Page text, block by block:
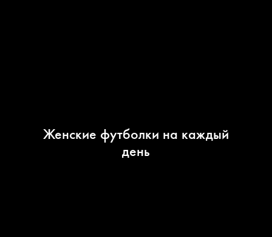
Женские футболки на каждый
день